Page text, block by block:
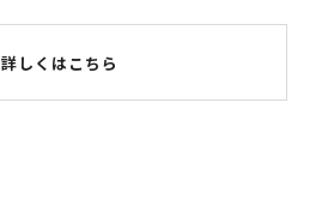
詳しくはこちら